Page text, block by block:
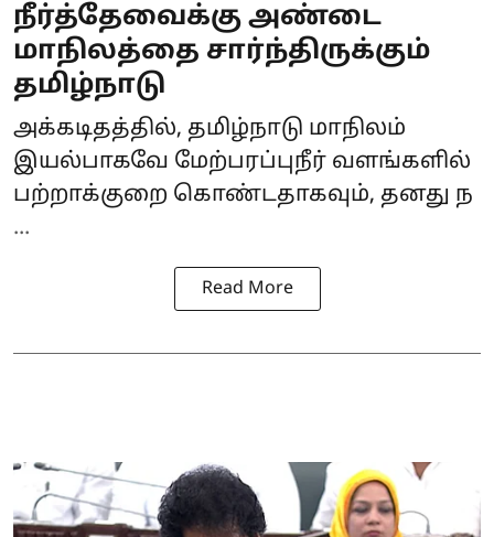
நீர்த்தேவைக்கு அண்டை
மாநிலத்தை சார்ந்திருக்கும்
தமிழ்நாடு
அக்கடிதத்தில், தமிழ்நாடு மாநிலம்
இயல்பாகவே மேற்பரப்புநீர் வளங்களில்
பற்றாக்குறை கொண்டதாகவும், தனது ந
...
Read More